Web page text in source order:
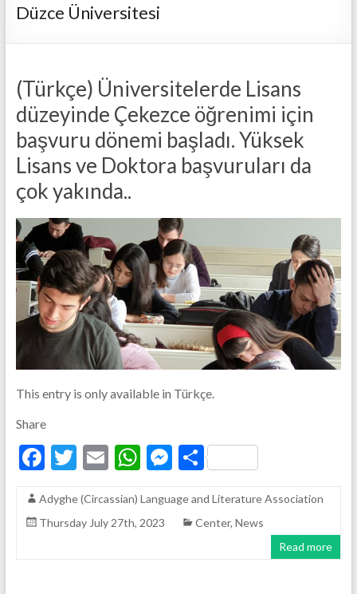
Düzce Üniversitesi
(Türkçe) Üniversitelerde Lisans
düzeyinde Çekezce öğrenimi için
başvuru dönemi başladı. Yüksek
Lisans ve Doktora başvuruları da
çok yakında..
This entry is only available in Türkçe.
Share
F
e
b
T
itt
er
E
ai
l
W
at
s
M
se
n
S
ar
e
Adyghe (Circassian) Language and Literature Association
Thursday July 27th, 2023
Center, News
Read more